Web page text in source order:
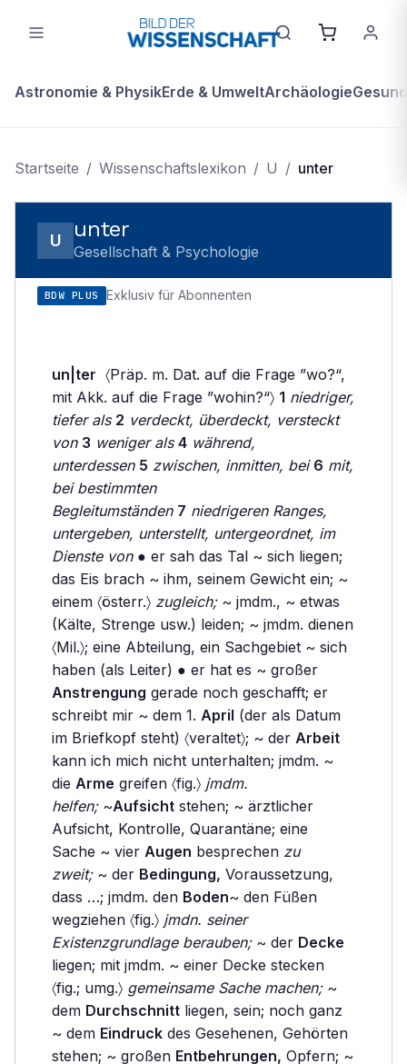
Astronomie & PhysikErde & UmweltArchäologie
Startseite / Wissenschaftslexikon / U / unter
U unter
Gesellschaft & Psychologie
BDW PLUS Exklusiv für Abonnenten
un|ter 〈Präp. m. Dat. auf die Frage ”wo?“,
mit Akk. auf die Frage ”wohin?“〉 1 niedriger,
tiefer als 2 verdeckt, überdeckt, versteckt
von 3 weniger als 4 während,
unterdessen 5 zwischen, inmitten, bei 6 mit,
bei bestimmten
Begleitumständen 7 niedrigeren Ranges,
untergeben, unterstellt, untergeordnet, im
Dienste von● er sah das Tal ~ sich liegen;
das Eis brach ~ ihm, seinem Gewicht ein; ~
einem 〈österr.〉 zugleich;~ jmdm., ~ etwas
(Kälte, Strenge usw.) leiden; ~ jmdm. dienen
〈Mil.〉; eine Abteilung, ein Sachgebiet ~ sich
haben (als Leiter) ● er hat es ~ großer
Anstrengung gerade noch geschafft; er
schreibt mir ~ dem 1. April (der als Datum
im Briefkopf steht) 〈veraltet〉; ~ der Arbeit
kann ich mich nicht unterhalten; jmdm. ~
die Arme greifen 〈fig.〉 jmdm.
helfen;~Aufsicht stehen; ~ ärztlicher
Aufsicht, Kontrolle, Quarantäne; eine
Sache ~ vier Augen besprechen zu
zweit;~ der Bedingung, Voraussetzung,
dass …; jmdm. den Boden~ den Füßen
wegziehen 〈fig.〉 jmdn. seiner
Existenzgrundlage berauben;~ der Decke
liegen; mit jmdm. ~ einer Decke stecken
〈fig.; umg.〉 gemeinsame Sache machen;~
dem Durchschnitt liegen, sein; noch ganz
~ dem Eindruck des Gesehenen, Gehörten
stehen; ~ großen Entbehrungen, Opfern; ~